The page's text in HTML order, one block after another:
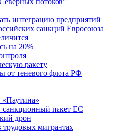
интеграцию предприятий
санкций Евросоюза
на 20%
ракету
от теневого флота РФ
«Паутина»
санкционный пакет ЕС
дрон
мигрантах